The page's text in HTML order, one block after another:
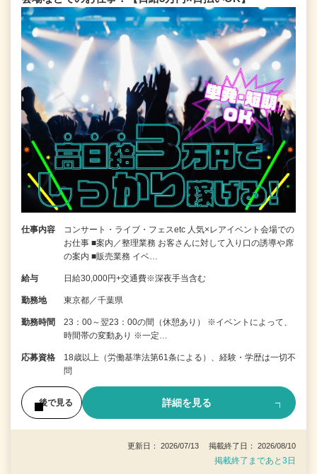
仕事内容
コンサート・ライブ・フェスetc 人気×レアイベント会場での
お仕事 ■案内／整理業務 お客さんに対して入り口の誘導や席
の案内 ■販売業務 イベ…
給与 日給30,000円+交通費※深夜手当含む
勤務地 東京都／千葉県
勤務時間
23：00～翌23：00の間（休憩あり） ※イベントによって、
時間帯の変動あり ※一定…
応募資格
18歳以上（労働基準法第61条による）、経験・学歴は一切不
問
後で見る 詳細を見る
更新日： 2026/07/13 掲載終了日： 2026/08/10
掲載終了まであと3日